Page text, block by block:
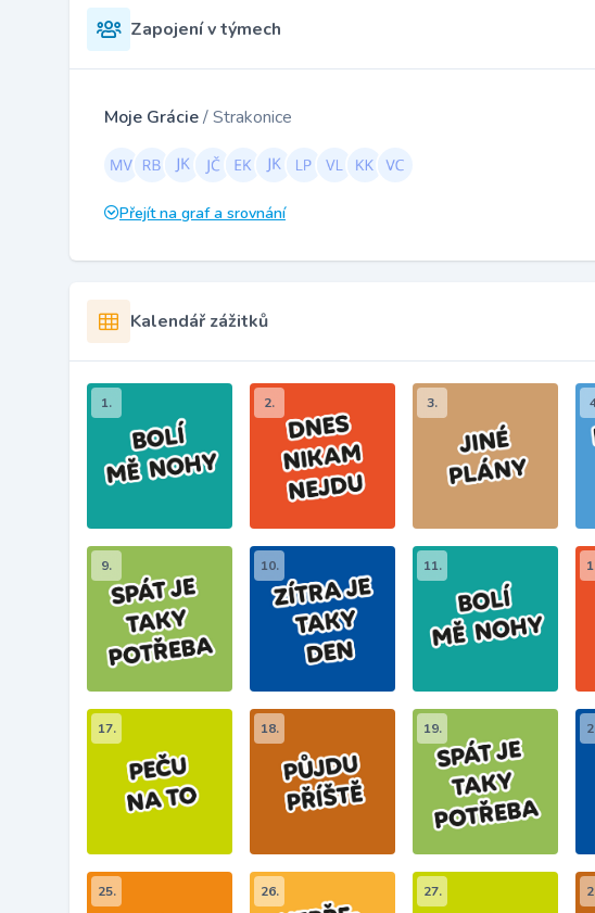
Zapojení v týmech
Moje Grácie/ Strakonice
Přejít na graf a srovnání
Kalendář zážitků
1. 2. 3.
9. 10. 11.
17. 18. 19.
25. 26. 27.